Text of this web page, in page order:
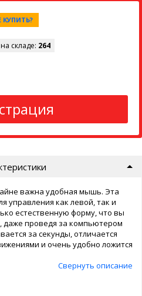
КУПИТЬ?
складе: 264
важна удобная мышь. Эта
управления как левой, так и
естественную форму, что вы
даже проведя за компьютером
за секунды, отличается
и очень удобно ложится
Свернуть описание